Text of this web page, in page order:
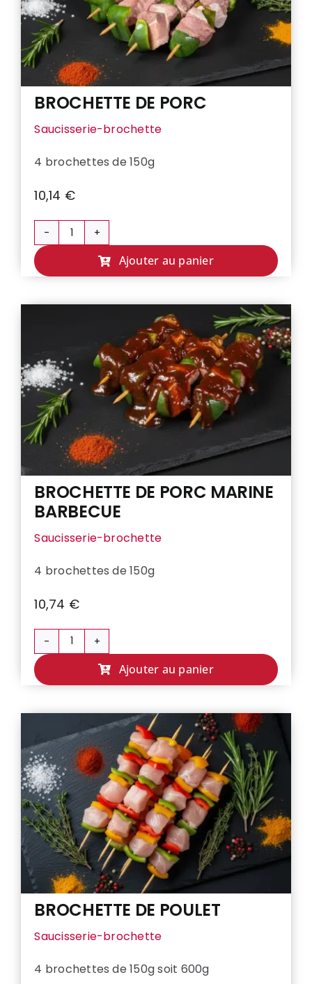
BROCHETTE DE PORC
Saucisserie-brochette
4 brochettes de 150g
10,14 €
quantité
BROCHETTE
PORC
Ajouter au panier
BROCHETTE DE PORC MARINE
BARBECUE
Saucisserie-brochette
4 brochettes de 150g
10,74 €
quantité
BROCHETTE
PORC
MARINE
BARBECUE
Ajouter au panier
BROCHETTE DE POULET
Saucisserie-brochette
4 brochettes de 150g soit 600g